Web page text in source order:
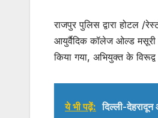
राजपुर पुलिस द्वारा होटल /
आयुर्वैदिक कॉलेज ओल्ड मसूरी
किया गया, अभियुक्त के
ये भी पढ़ें: दिल्ली-देहरादून